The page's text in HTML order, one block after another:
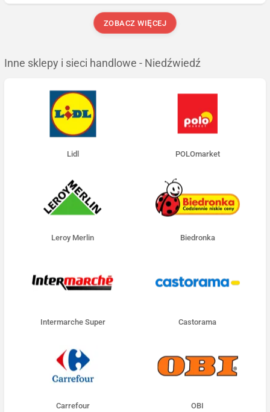
ZOBACZ WIĘCEJ
Inne sklepy i sieci handlowe - Niedźwiedź
Lidl POLOmarket
Leroy Merlin Biedronka
Intermarche Super Castorama
Carrefour OBI